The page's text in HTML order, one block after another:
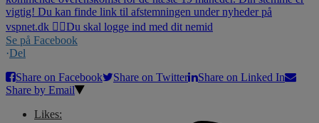
Se på Facebook
·Del
Share on Facebook
Share on Twitter
Share on Linked In
Share by Email
Likes: